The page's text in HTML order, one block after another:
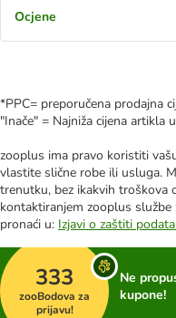
Ocjene
*PPC= preporučena prodajna
"Inače" = Najniža cijena artikla
zooplus ima pravo koristiti
vlastite slične robe ili usluga.
trenutku, bez ikakvih troškova
kontaktiranjem zooplus službe
pronaći u: Izjavi o zaštiti
333
zooBodova za
prijavu!
Ne
kupone!